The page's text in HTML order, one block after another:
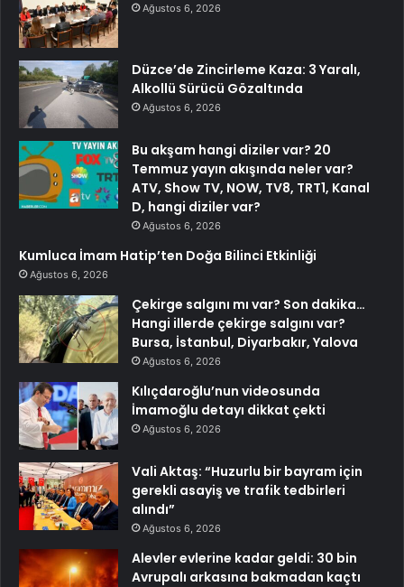
Ağustos 6, 2026
Düzce’de Zincirleme Kaza: 3 Yaralı,
Alkollü Sürücü Gözaltında
Ağustos 6, 2026
Bu akşam hangi diziler var? 20
Temmuz yayın akışında neler var?
ATV, Show TV, NOW, TV8, TRT1, Kanal
D, hangi diziler var?
Ağustos 6, 2026
Kumluca İmam Hatip’ten Doğa Bilinci Etkinliği
Ağustos 6, 2026
Çekirge salgını mı var? Son dakika…
Hangi illerde çekirge salgını var?
Bursa, İstanbul, Diyarbakır, Yalova
Ağustos 6, 2026
Kılıçdaroğlu’nun videosunda
İmamoğlu detayı dikkat çekti
Ağustos 6, 2026
Vali Aktaş: “Huzurlu bir bayram için
gerekli asayiş ve trafik tedbirleri
alındı”
Ağustos 6, 2026
Alevler evlerine kadar geldi: 30 bin
Avrupalı arkasına bakmadan kaçtı